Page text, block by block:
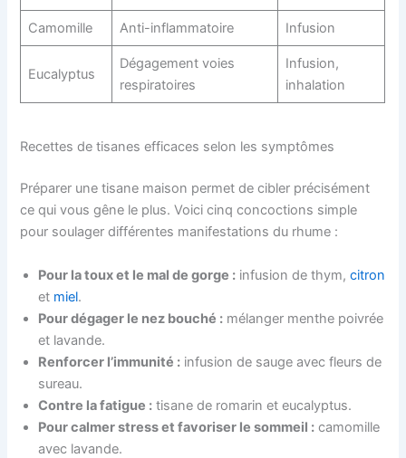
Camomille Anti-inflammatoire Infusion
Eucalyptus
Dégagement voies
respiratoires
Infusion,
inhalation
Recettes de tisanes efficaces selon les symptômes
Préparer une tisane maison permet de cibler précisément
ce qui vous gêne le plus. Voici cinq concoctions simple
pour soulager différentes manifestations du rhume :
Pour la toux et le mal de gorge : infusion de thym,citron
et miel.
Pour dégager le nez bouché : mélanger menthe poivrée
et lavande.
Renforcer l’immunité : infusion de sauge avec fleurs de
sureau.
Contre la fatigue : tisane de romarin et eucalyptus.
Pour calmer stress et favoriser le sommeil : camomille
avec lavande.